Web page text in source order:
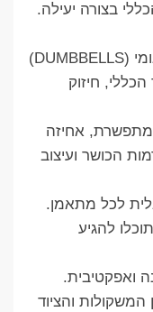
בצורה יעילה.
משקולת יד משושה שחור עם ציפוי גומי (DUMBBELLS)
חיזוק
מתפשרת, אחיזה
הכושר ועיצוב
לכל מתאמן.
להגיע
ואפקטיבית.
והציוד